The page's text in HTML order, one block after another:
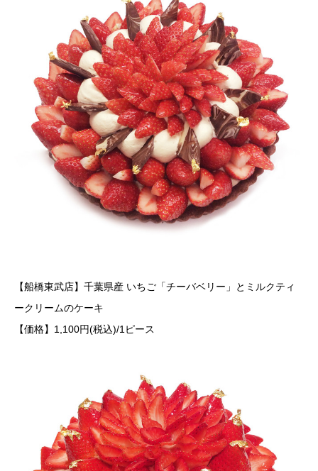
【船橋東武店】千葉県産 いちご「チーバベリー」とミルクティ
ークリームのケーキ
【価格】1,100円(税込)/1ピース